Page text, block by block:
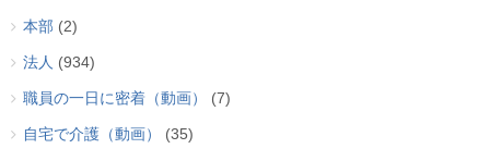
本部 (2)
法人 (934)
職員の一日に密着（動画） (7)
自宅で介護（動画） (35)